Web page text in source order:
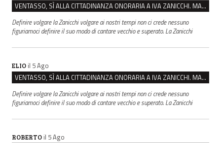
VENTASSO, SÌ ALLA CITTADINANZA ONORARIA A IVA ZANICCHI. MA BARGIACCHI: “È DI PESSIMO GUSTO”
Definire volgare la Zanicchi volgare ai nostri tempi non ci crede nessuno
figuriamoci definire il suo modo di cantare vecchio e superato. La Zanicchi
ELIO il 5 Ago
VENTASSO, SÌ ALLA CITTADINANZA ONORARIA A IVA ZANICCHI. MA BARGIACCHI: “È DI PESSIMO GUSTO”
Definire volgare la Zanicchi volgare ai nostri tempi non ci crede nessuno
figuriamoci definire il suo modo di cantare vecchio e superato. La Zanicchi
ROBERTO il 5 Ago